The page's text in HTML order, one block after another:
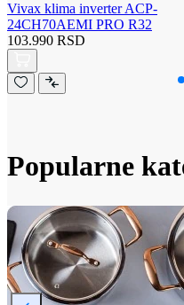
Vivax klima inverter ACP-
24CH70AEMI PRO R32
103.990 RSD
Popularne